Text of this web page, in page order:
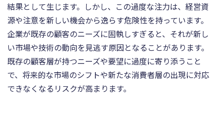
結果として生じます。しかし、この過度な注力は、経営資
源や注意を新しい機会から逸らす危険性を持っています。
企業が既存の顧客のニーズに固執しすぎると、それが新し
い市場や技術の動向を見逃す原因となることがあります。
既存の顧客層が持つニーズや要望に過度に寄り添うこと
で、将来的な市場のシフトや新たな消費者層の出現に対応
できなくなるリスクが高まります。